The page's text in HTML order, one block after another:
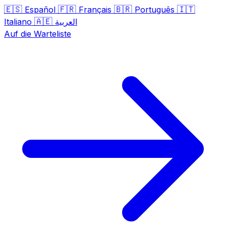
🇪🇸 Español 🇫🇷 Français 🇧🇷 Português 🇮🇹
Italiano 🇦🇪 العربية
Auf die Warteliste